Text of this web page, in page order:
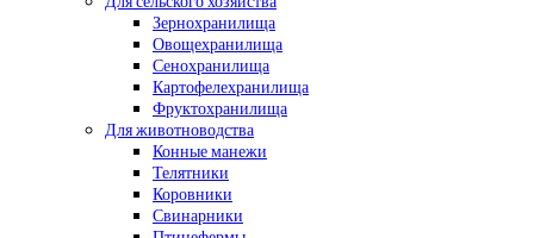
Зернохранилища
Овощехранилища
Сенохранилища
Картофелехранилища
Фруктохранилища
Для животноводства
Конные манежи
Телятники
Коровники
Свинарники